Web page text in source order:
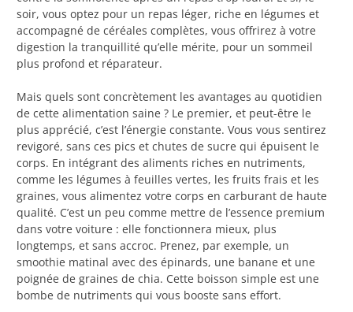
soir, vous optez pour un repas léger, riche en légumes et
accompagné de céréales complètes, vous offrirez à votre
digestion la tranquillité qu’elle mérite, pour un sommeil
plus profond et réparateur.
Mais quels sont concrètement les avantages au quotidien
de cette alimentation saine ? Le premier, et peut-être le
plus apprécié, c’est l’énergie constante. Vous vous sentirez
revigoré, sans ces pics et chutes de sucre qui épuisent le
corps. En intégrant des aliments riches en nutriments,
comme les légumes à feuilles vertes, les fruits frais et les
graines, vous alimentez votre corps en carburant de haute
qualité. C’est un peu comme mettre de l’essence premium
dans votre voiture : elle fonctionnera mieux, plus
longtemps, et sans accroc. Prenez, par exemple, un
smoothie matinal avec des épinards, une banane et une
poignée de graines de chia. Cette boisson simple est une
bombe de nutriments qui vous booste sans effort.